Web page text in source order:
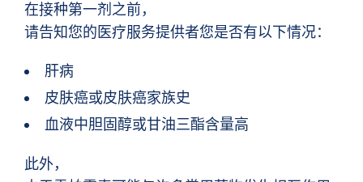
在接种第一剂之前，
请告知您的医疗服务提供者您是否有以下情况：
肝病
皮肤癌或皮肤癌家族史
血液中胆固醇或甘油三酯含量高
此外，